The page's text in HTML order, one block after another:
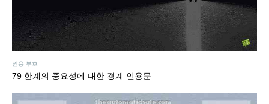
인용 부호
79 한계의 중요성에 대한 경계 인용문